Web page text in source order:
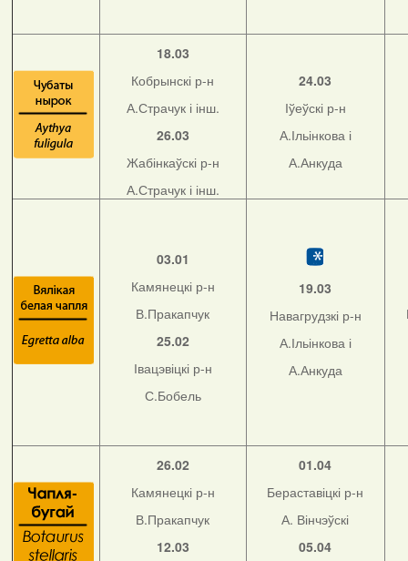
18.03
Кобрынскі р-н
А.Страчук і інш.
26.03
Жабінкаўскі р-н
А.Страчук і інш.
24.03
Іўеўскі р-н
А.Ільінкова і
А.Анкуда
03.01
Камянецкі р-н
В.Пракапчук
25.02
Івацэвіцкі р-н
С.Бобель
19.03
Навагрудзкі р-н
А.Ільінкова і
А.Анкуда
26.02
Камянецкі р-н
В.Пракапчук
12.03
01.04
Бераставіцкі р-н
А. Вінчэўскі
05.04